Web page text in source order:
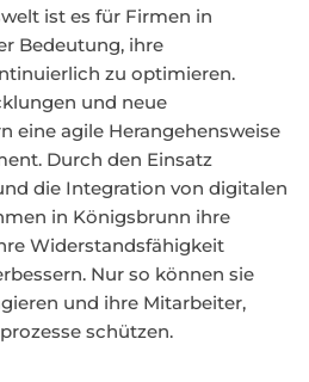
ist es für Firmen in
Bedeutung, ihre
zu optimieren.
und neue
eine agile Herangehensweise
Durch den Einsatz
die Integration von digitalen
in Königsbrunn ihre
Widerstandsfähigkeit
Nur so können sie
und ihre Mitarbeiter,
schützen.